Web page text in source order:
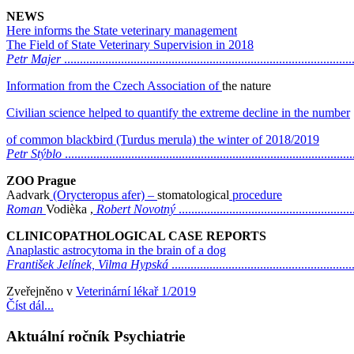
NEWS
Here informs the State veterinary management
The Field of State Veterinary Supervision in 2018
Petr Majer
Information from the Czech Association ofthe nature
Civilian science helped to quantify the extreme decline in the number
of common blackbird (Turdus merula) the winter of 2018/2019
Petr Stýblo
ZOO Prague
Aadvark (Orycteropus afer) – stomatological procedure
Roman Vodièka , Robert Novotný
CLINICOPATHOLOGICAL CASE REPORTS
Anaplastic astrocytoma in the brain of a dog
František Jelínek, Vilma Hypská
Zveřejněno v Veterinární lékař 1/2019
Číst dál...
Aktuální ročník Psychiatrie